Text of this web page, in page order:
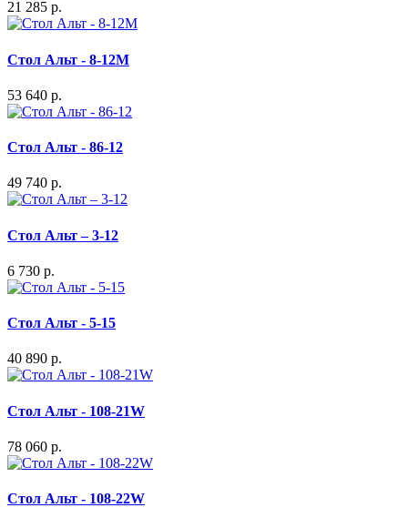
21 285 р.
Стол Альт - 8-12М
53 640 р.
Стол Альт - 86-12
49 740 р.
Стол Альт – 3-12
6 730 р.
Стол Альт - 5-15
40 890 р.
Стол Альт - 108-21W
78 060 р.
Стол Альт - 108-22W